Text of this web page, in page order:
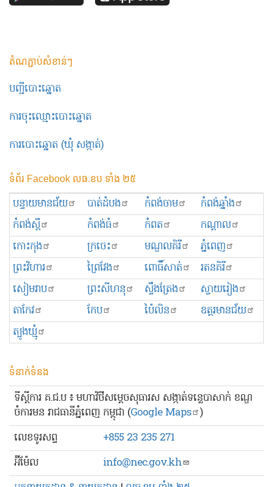
តំណភ្ជាប់សំខាន់ៗ
បញ្ជីបោះឆ្នោត
ការចុះឈ្មោះបោះឆ្នោត
ការបោះឆ្នោត (ឃុំ សង្កាត់)
ទំព័រ Facebook លធ.ខប ទាំង ២៥
បន្ទាយមានជ័យ បាត់ដំបង កំពង់ចាម
កំពង់ឆ្នាំង
កំពង់ស្ពឺ
កំពង់ធំ កំពត
កណ្ដាល
កោះកុង
ក្រចេះ មណ្ឌលគិរី
ភ្នំពេញ
ព្រះ​វិហារ
ព្រៃវែង ពោធិ៍សាត់
រតនគិរី
សៀមរាប
ព្រះសីហនុ ស្ទឹងត្រែង
ស្វាយរៀង
តាកែវ
កែប ប៉ៃលិន
ឧត្ដរមានជ័យ
ត្បូងឃ្មុំ
ទំនាក់ទំនង
ទីស្ដីការ គ.ជ.ប ៖ មហាវិថីសម្ដេចសុធារស សង្កាត់ទន្លេបាសាក់ ខណ្ឌ
ចំការមន រាជធានីភ្នំពេញ កម្ពុជា (Google Maps )
លេខ​ទូរសព្ទ
+855 23 235 271
អ៊ីម៉ែល
info@nec.gov.kh